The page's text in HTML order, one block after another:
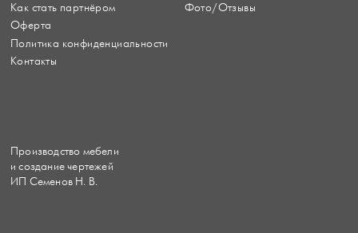
Как стать партнёром
Оферта
Политика конфиденциальности
Контакты
Фото/Отзывы
Производство мебели
и создание чертежей
ИП Семенов Н. В.